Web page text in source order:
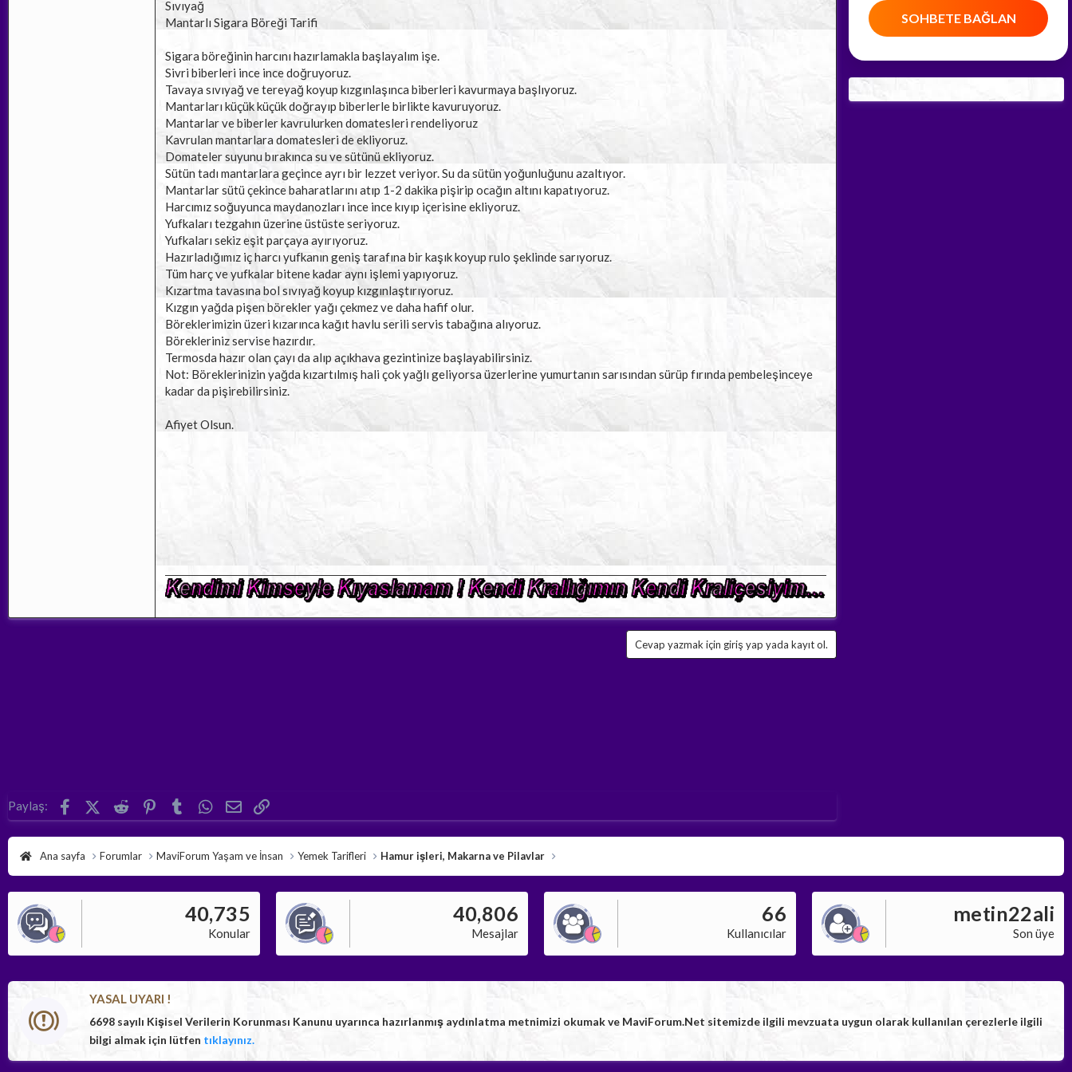
Sıvıyağ
Mantarlı Sigara Böreği Tarifi
Sigara böreğinin harcını hazırlamakla başlayalım işe.
Sivri biberleri ince ince doğruyoruz.
Tavaya sıvıyağ ve tereyağ koyup kızgınlaşınca biberleri kavurmaya başlıyoruz.
Mantarları küçük küçük doğrayıp biberlerle birlikte kavuruyoruz.
Mantarlar ve biberler kavrulurken domatesleri rendeliyoruz
Kavrulan mantarlara domatesleri de ekliyoruz.
Domateler suyunu bırakınca su ve sütünü ekliyoruz.
Sütün tadı mantarlara geçince ayrı bir lezzet veriyor. Su da sütün yoğunluğunu azaltıyor.
Mantarlar sütü çekince baharatlarını atıp 1-2 dakika pişirip ocağın altını kapatıyoruz.
Harcımız soğuyunca maydanozları ince ince kıyıp içerisine ekliyoruz.
Yufkaları tezgahın üzerine üstüste seriyoruz.
Yufkaları sekiz eşit parçaya ayırıyoruz.
Hazırladığımız iç harcı yufkanın geniş tarafına bir kaşık koyup rulo şeklinde sarıyoruz.
Tüm harç ve yufkalar bitene kadar aynı işlemi yapıyoruz.
Kızartma tavasına bol sıvıyağ koyup kızgınlaştırıyoruz.
Kızgın yağda pişen börekler yağı çekmez ve daha hafif olur.
Böreklerimizin üzeri kızarınca kağıt havlu serili servis tabağına alıyoruz.
Börekleriniz servise hazırdır.
Termosda hazır olan çayı da alıp açıkhava gezintinize başlayabilirsiniz.
Not: Böreklerinizin yağda kızartılmış hali çok yağlı geliyorsa üzerlerine yumurtanın sarısından sürüp fırında pembeleşinceye
kadar da pişirebilirsiniz.
Afiyet Olsun.
Cevap yazmak için giriş yap yada kayıt ol.
Paylaş: FacebookX (Twitter)
Reddit Pinterest
Tumblr WhatsApp
E-posta
SOHBETE BAĞLAN
Ana sayfa Forumlar MaviForum Yaşam ve İnsan Yemek Tarifleri Hamur işleri, Makarna ve Pilavlar
40,735
Konular
40,806
Mesajlar
66
Kullanıcılar
metin22ali
Son üye
YASAL UYARI !
6698 sayılı Kişisel Verilerin Korunması Kanunu uyarınca hazırlanmış aydınlatma metnimizi okumak ve MaviForum.Net sitemizde ilgili mevzuata uygun olarak kullanılan çerezlerle ilgili
bilgi almak için lütfen tıklayınız.